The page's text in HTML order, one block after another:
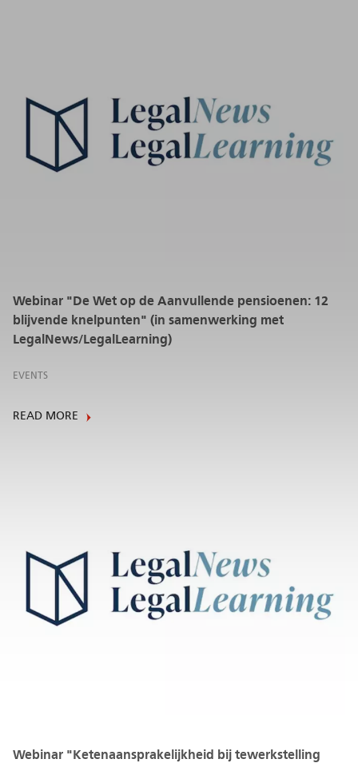
Webinar "De Wet op de Aanvullende pensioenen: 12
blijvende knelpunten" (in samenwerking met
LegalNews/LegalLearning)
EVENTS
READ MORE
Webinar "Ketenaansprakelijkheid bij tewerkstelling